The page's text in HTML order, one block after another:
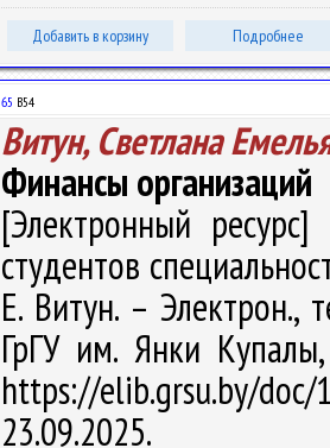
Добавить в корзину Подробнее
65 В54
Витун, Светлана
Финансы организаций
[Электронный
студентов
Е. Витун. – Электрон.,
ГрГУ им. Янки
https://elib.grsu.by/
23.09.2025.